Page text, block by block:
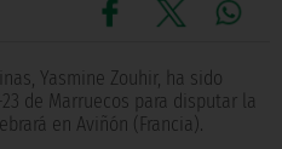
Yasmine Zouhir, ha sido
de Marruecos para disputar la
en Aviñón (Francia).